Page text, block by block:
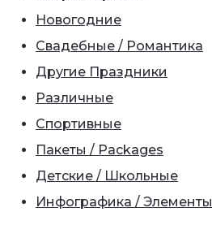
Новогодние
Свадебные / Романтика
Другие Праздники
Различные
Спортивные
Пакеты / Packages
Детские / Школьные
Инфографика / Элементы